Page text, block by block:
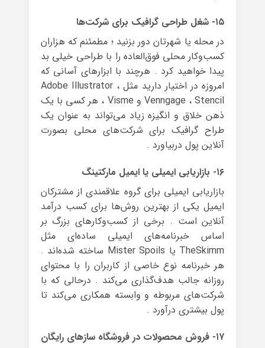
۱۵- شغل طراحی گرافیک برای شرکت‌ها
در محله یا شهرتان دور بزنید ؛ مطمئنم که هزاران
کسب‌وکار محلی فوق‌العاده را با طراحی خیلی بد
پیدا خواهید کرد . هرچند با ابزارهای آسانی که
امروزه در اختیار دارید مثل Adobe Illustrator ،
Venngage ، Stencil و Visme ، هر کسی با یک
ذهن خلاق و انگیزه زیاد می‌تواند به عنوان یک
طراح گرافیک برای شرکت‌های محلی بصورت
آنلاین پول دربیاورد .
۱۶- بازاریابی ایمیلی یا ایمیل مارکتینگ
بازاریابی ایمیلی برای گروه علاقمندی از مشترکان
ایمیل یکی از بهترین روش‌ها برای کسب درآمد
آنلاین است . برخی از کسب‌وکارهای بزرگ بر
اساس خبرنامه‌های ایمیلی ساده‌ای مثل
TheSkimm یا Mister Spoils ساخته شده‌اند .
هر خبرنامه نوع خاصی از کاربران را با محتوای
روزانه جالب هدف‌گذاری می‌کند . درحالی که با
شرکت‌های مربوطه و وابسته همکاری می‌کند تا
پول بیشتری درآورد .
۱۷- فروش محصولات در فروشگاه سازهای رایگان